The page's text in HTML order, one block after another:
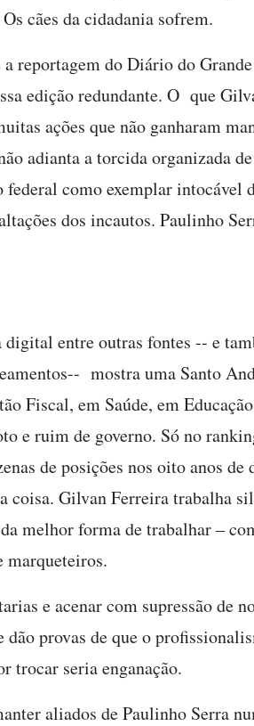
cães da cidadania sofrem.
reportagem do Diário do
edição redundante. O que
ações que não ganharam
adianta a torcida organizada
federal como exemplar
dos incautos. Paulinho
entre outras fontes -- e
mostra uma Santo
Fiscal, em Saúde, em
e ruim de governo. Só no
de posições nos oito anos
coisa. Gilvan Ferreira trabalha
melhor forma de trabalhar –
marqueteiros.
e acenar com supressão de
provas de que o
trocar seria enganação.
aliados de Paulinho Serra